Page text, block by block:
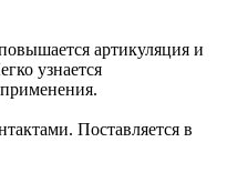
артикуляция и
узнается
Поставляется в